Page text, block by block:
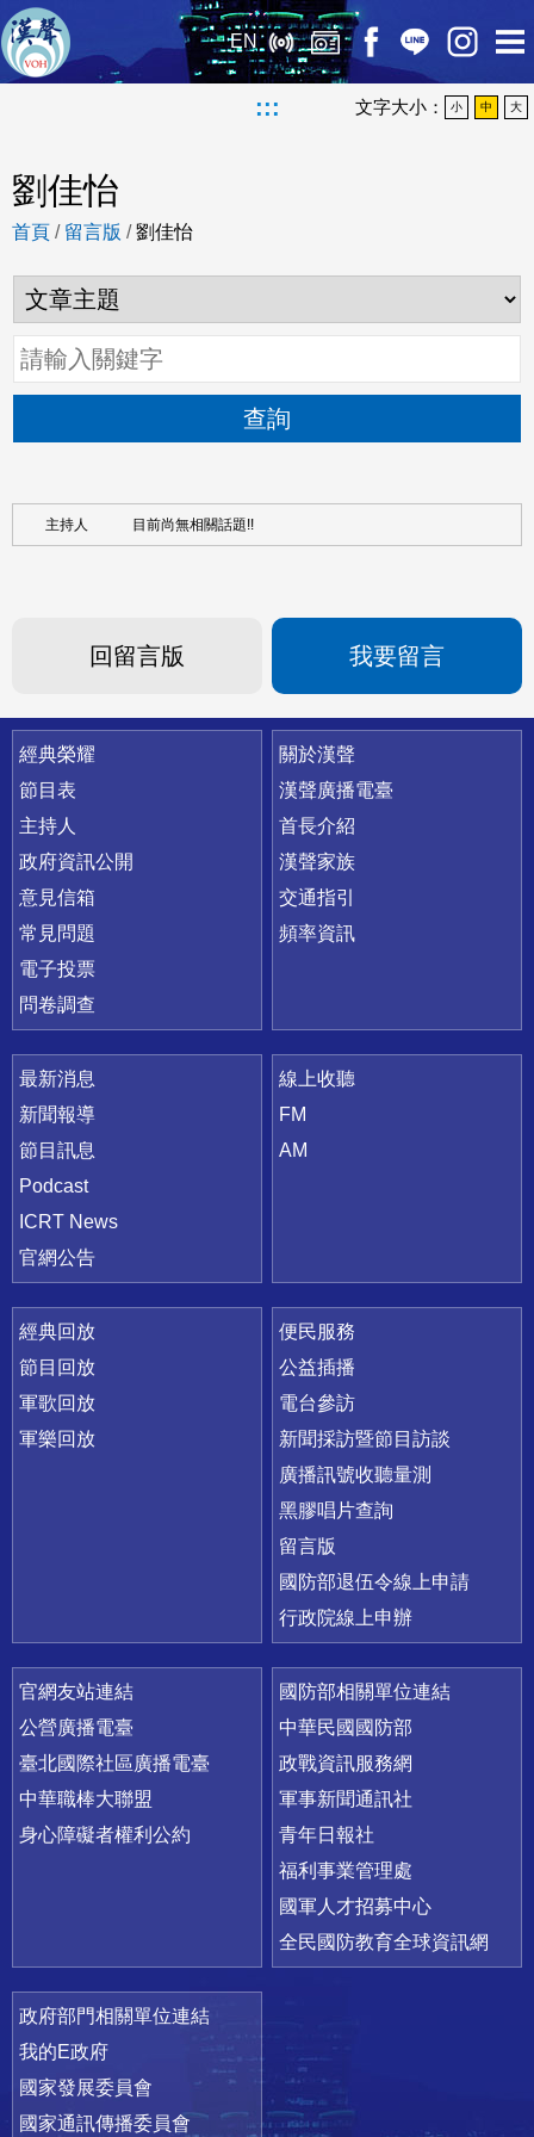
EN
::: 文字大小： 小 中 大
劉佳怡
首頁 / 留言版 /劉佳怡
查詢
目前尚無相關話題!!
回留言版 我要留言
快速連結
經典榮耀
節目表
主持人
政府資訊公開
意見信箱
常見問題
電子投票
問卷調查
關於漢聲
漢聲廣播電臺
首長介紹
漢聲家族
交通指引
頻率資訊
最新消息
新聞報導
節目訊息
Podcast
ICRT News
官網公告
線上收聽
FM
AM
經典回放
節目回放
軍歌回放
軍樂回放
便民服務
公益插播
電台參訪
新聞採訪暨節目訪談
廣播訊號收聽量測
黑膠唱片查詢
留言版
國防部退伍令線上申請
行政院線上申辦
官網友站連結
公營廣播電臺
臺北國際社區廣播電臺
中華職棒大聯盟
身心障礙者權利公約
國防部相關單位連結
中華民國國防部
政戰資訊服務網
軍事新聞通訊社
青年日報社
福利事業管理處
國軍人才招募中心
全民國防教育全球資訊網
政府部門相關單位連結
我的E政府
國家發展委員會
國家通訊傳播委員會